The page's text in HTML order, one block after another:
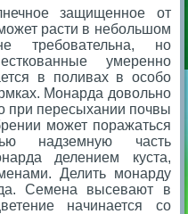
защищенное от
расти в небольшом
требовательна, но
умеренно
в поливах в особо
Монарда довольно
при пересыхании почвы
может поражаться
надземную часть
делением куста,
Делить монарду
Семена высевают в
начинается со